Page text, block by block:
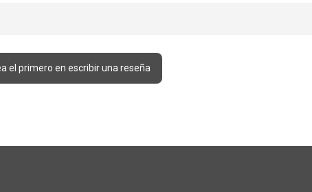
el primero en escribir una reseña